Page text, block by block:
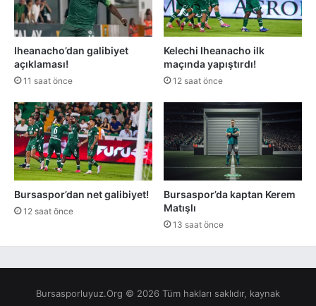
Iheanacho’dan galibiyet
açıklaması!
11 saat önce
Kelechi Iheanacho ilk
maçında yapıştırdı!
12 saat önce
Bursaspor’dan net galibiyet!
12 saat önce
Bursaspor’da kaptan Kerem
Matışlı
13 saat önce
Bursasporluyuz.Org © 2026 Tüm hakları saklıdır, kaynak